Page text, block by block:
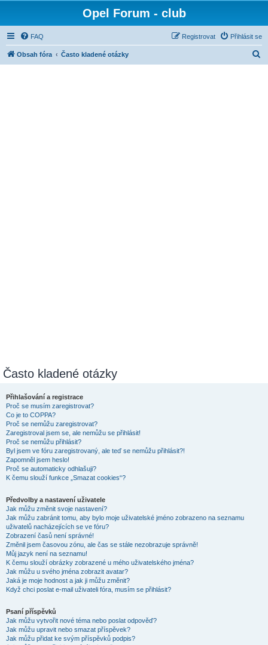
Opel Forum - club
FAQ Přihlásit se
Registrovat
Obsah fóra Často kladené otázky
Často kladené otázky
Přihlašování a registrace
Proč se musím zaregistrovat?
Co je to COPPA?
Proč se nemůžu zaregistrovat?
Zaregistroval jsem se, ale nemůžu se přihlásit!
Proč se nemůžu přihlásit?
Byl jsem ve fóru zaregistrovaný, ale teď se nemůžu přihlásit?!
Zapomněl jsem heslo!
Proč se automaticky odhlašuji?
K čemu slouží funkce „Smazat cookies“?
Předvolby a nastavení uživatele
Jak můžu změnit svoje nastavení?
Jak můžu zabránit tomu, aby bylo moje uživatelské jméno zobrazeno na seznamu
uživatelů nacházejících se ve fóru?
Zobrazení časů není správné!
Změnil jsem časovou zónu, ale čas se stále nezobrazuje správně!
Můj jazyk není na seznamu!
K čemu slouží obrázky zobrazené u mého uživatelského jména?
Jak můžu u svého jména zobrazit avatar?
Jaká je moje hodnost a jak ji můžu změnit?
Když chci poslat e-mail uživateli fóra, musím se přihlásit?
Psaní příspěvků
Jak můžu vytvořit nové téma nebo poslat odpověď?
Jak můžu upravit nebo smazat příspěvek?
Jak můžu přidat ke svým příspěvků podpis?